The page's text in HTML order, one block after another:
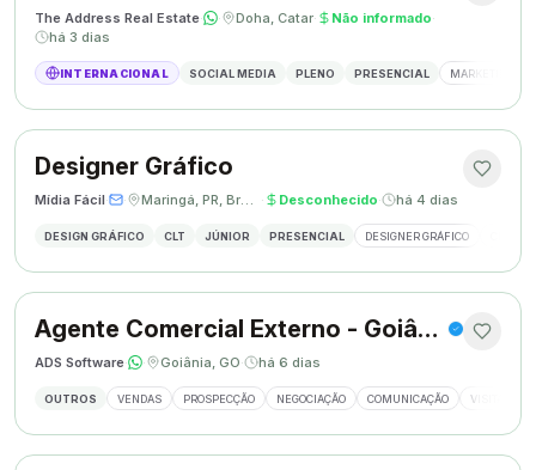
The Address Real Estate· · Doha, Catar· Não informado·
há 3 dias
INTERNACIONAL SOCIAL MEDIA PLENO PRESENCIAL MARKETING
Designer Gráfico
Mídia Fácil· · Maringá, PR, Brasil · Desconhecido· há 4 dias
DESIGN GRÁFICO CLT JÚNIOR PRESENCIAL DESIGNER GRÁFICO
Agente Comercial Externo - Goiânia
ADS Software· · Goiânia, GO· há 6 dias
OUTROS VENDAS PROSPECÇÃO NEGOCIAÇÃO COMUNICAÇÃO VISITAS